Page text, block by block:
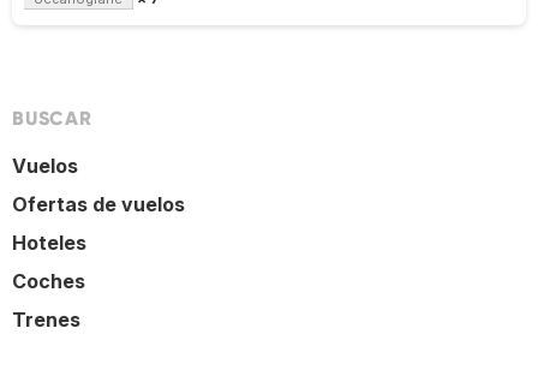
BUSCAR
Vuelos
Ofertas de vuelos
Hoteles
Coches
Trenes